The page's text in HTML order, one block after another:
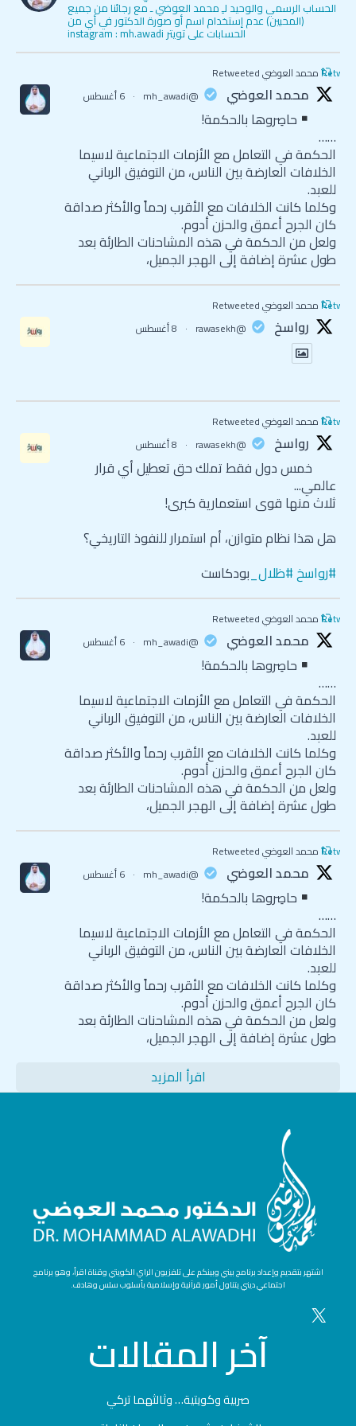
الحساب الرسمي والوحيد لـِ محمد العوضي ـ مع رجائنا من جميع
(المحبين) عدم إستخدام اسم أو صورة الدكتور في أي من
الحسابات على تويتر instagram : mh.awadi
محمد العوضي Retweeted
محمد العوضي @mh_awadi
· 6 أغسطس
حاصِروها بالحكمة!
……
الحكمة في التعامل مع الأزمات الاجتماعية لاسيما
الخلافات العارضة بين الناس، من التوفيق الرباني
للعبد.
وكلما كانت الخلافات مع الأقرب رحماً والأكثر صداقة
كان الجرح أعمق والحزن أدوم.
ولعل من الحكمة في هذه المشاحنات الطارئة بعد
طول عشرة إضافة إلى الهجر الجميل،
محمد العوضي Retweeted
رواسخ @rawasekh
· 8 أغسطس
محمد العوضي Retweeted
رواسخ @rawasekh
· 8 أغسطس
خمس دول فقط تملك حق تعطيل أي قرار
عالمي...
ثلاث منها قوى استعمارية كبرى!
هل هذا نظام متوازن، أم استمرار للنفوذ التاريخي؟
#رواسخ#ظلال_بودكاست
محمد العوضي Retweeted
محمد العوضي @mh_awadi
· 6 أغسطس
حاصِروها بالحكمة!
……
الحكمة في التعامل مع الأزمات الاجتماعية لاسيما
الخلافات العارضة بين الناس، من التوفيق الرباني
للعبد.
وكلما كانت الخلافات مع الأقرب رحماً والأكثر صداقة
كان الجرح أعمق والحزن أدوم.
ولعل من الحكمة في هذه المشاحنات الطارئة بعد
طول عشرة إضافة إلى الهجر الجميل،
محمد العوضي Retweeted
محمد العوضي @mh_awadi
· 6 أغسطس
حاصِروها بالحكمة!
……
الحكمة في التعامل مع الأزمات الاجتماعية لاسيما
الخلافات العارضة بين الناس، من التوفيق الرباني
للعبد.
وكلما كانت الخلافات مع الأقرب رحماً والأكثر صداقة
كان الجرح أعمق والحزن أدوم.
ولعل من الحكمة في هذه المشاحنات الطارئة بعد
طول عشرة إضافة إلى الهجر الجميل،
اقرأ المزيد
اشتهر بتقديم وإعداد برنامج بيني وبينكم على تلفزيون الراي الكويتي وقناة اقرأ، وهو برنامج
اجتماعي ديني يتناول أمور قرآنية وإسلامية بأسلوب سلس وهادف.
آخرالمقالات
صربية وكويتية… وثالثهما تركي